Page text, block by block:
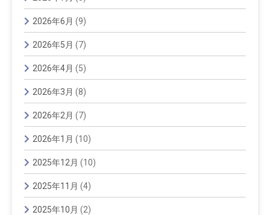
2026年6月 (9)
2026年5月 (7)
2026年4月 (5)
2026年3月 (8)
2026年2月 (7)
2026年1月 (10)
2025年12月 (10)
2025年11月 (4)
2025年10月 (2)